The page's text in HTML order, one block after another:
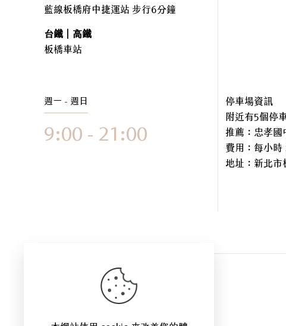
藍線板橋府中捷運站 步行6分鐘
台鐵｜高鐵
板橋車站
週一 - 週日
9:00 - 21:00
停車場資訊
附近有5個停
推薦：忠孝國
費用：每小時
地址： 新北市